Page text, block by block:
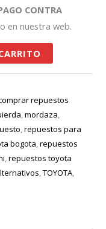
CONTRA
en nuestra web.
repuestos
,mordaza
,repuestos para
bogota ,repuestos
,repuestos toyota
,TOYOTA